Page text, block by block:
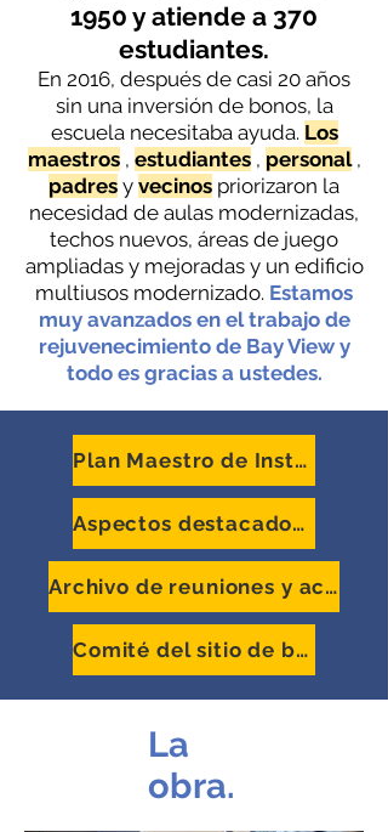
1950 y atiende a 370
estudiantes.
En 2016, después de casi 20 años
sin una inversión de bonos, la
escuela necesitaba ayuda. Los
maestros, estudiantes, personal,
padres y vecinos priorizaron la
necesidad de aulas modernizadas,
techos nuevos, áreas de juego
ampliadas y mejoradas y un edificio
multiusos modernizado. Estamos
muy avanzados en el trabajo de
rejuvenecimiento de Bay View y
todo es gracias a ustedes.
Plan Maestro de Instalaciones
Aspectos destacados del progreso
Archivo de reuniones y actualizaciones
Comité del sitio de bonos
La
obra.